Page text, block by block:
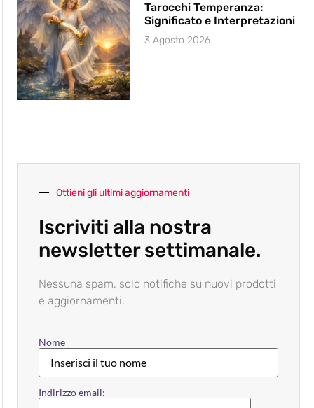
Tarocchi Temperanza:
Significato e Interpretazioni
3 Agosto 2026
Ottieni gli ultimi aggiornamenti
Iscriviti alla nostra
newsletter settimanale.
Nessuna spam, solo notifiche su nuovi prodotti
e aggiornamenti.
Nome
Indirizzo email: